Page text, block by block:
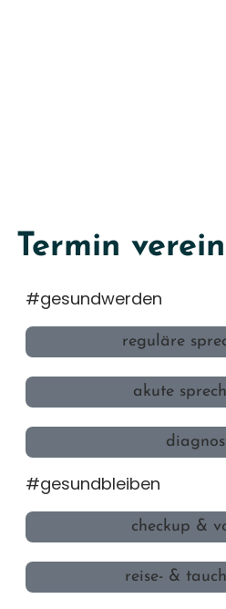
Termin
#gesundwerden
reguläre
akute
#gesundbleiben
checkup &
reise- &